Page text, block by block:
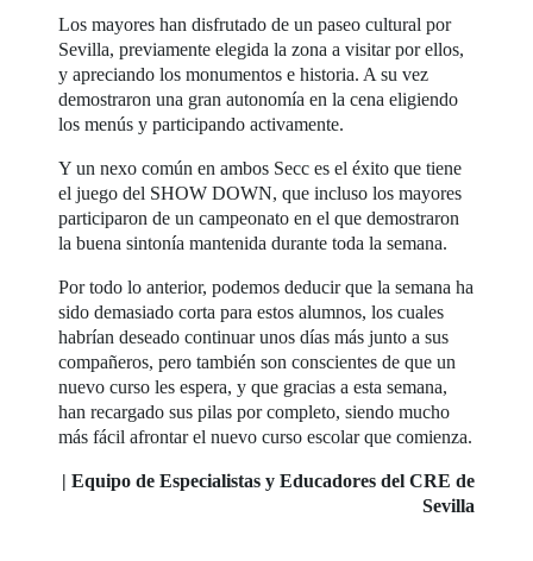
Los mayores han disfrutado de un paseo cultural por
Sevilla, previamente elegida la zona a visitar por ellos,
y apreciando los monumentos e historia. A su vez
demostraron una gran autonomía en la cena eligiendo
los menús y participando activamente.
Y un nexo común en ambos Secc es el éxito que tiene
el juego del SHOW DOWN, que incluso los mayores
participaron de un campeonato en el que demostraron
la buena sintonía mantenida durante toda la semana.
Por todo lo anterior, podemos deducir que la semana ha
sido demasiado corta para estos alumnos, los cuales
habrían deseado continuar unos días más junto a sus
compañeros, pero también son conscientes de que un
nuevo curso les espera, y que gracias a esta semana,
han recargado sus pilas por completo, siendo mucho
más fácil afrontar el nuevo curso escolar que comienza.
| Equipo de Especialistas y Educadores del CRE de
Sevilla